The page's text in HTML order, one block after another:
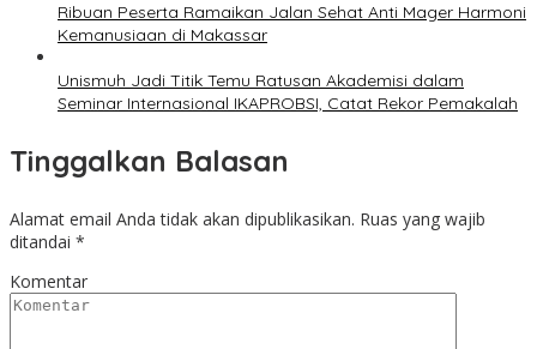
Ribuan Peserta Ramaikan Jalan Sehat Anti Mager Harmoni
Kemanusiaan di Makassar
Unismuh Jadi Titik Temu Ratusan Akademisi dalam
Seminar Internasional IKAPROBSI, Catat Rekor Pemakalah
Tinggalkan Balasan
Alamat email Anda tidak akan dipublikasikan. Ruas yang wajib
ditandai *
Komentar